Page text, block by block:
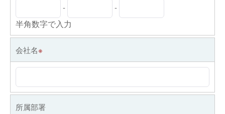
- -
半角数字で入力
会社名※
所属部署